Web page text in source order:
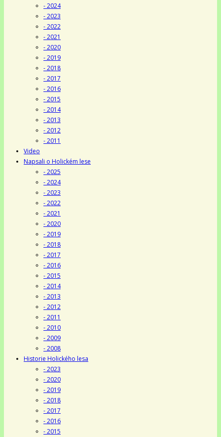
- 2024
- 2023
- 2022
- 2021
- 2020
- 2019
- 2018
- 2017
- 2016
- 2015
- 2014
- 2013
- 2012
- 2011
Video
Napsali o Holickém lese
- 2025
- 2024
- 2023
- 2022
- 2021
- 2020
- 2019
- 2018
- 2017
- 2016
- 2015
- 2014
- 2013
- 2012
- 2011
- 2010
- 2009
- 2008
Historie Holického lesa
- 2023
- 2020
- 2019
- 2018
- 2017
- 2016
- 2015